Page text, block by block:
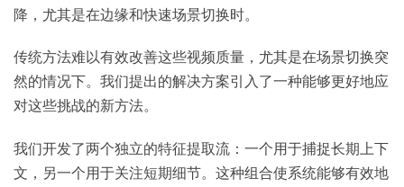
降，尤其是在边缘和快速场景切换时。
传统方法难以有效改善这些视频质量，尤其是在场景切换突
然的情况下。我们提出的解决方案引入了一种能够更好地应
对这些挑战的新方法。
我们开发了两个独立的特征提取流：一个用于捕捉长期上下
文，另一个用于关注短期细节。这种组合使系统能够有效地